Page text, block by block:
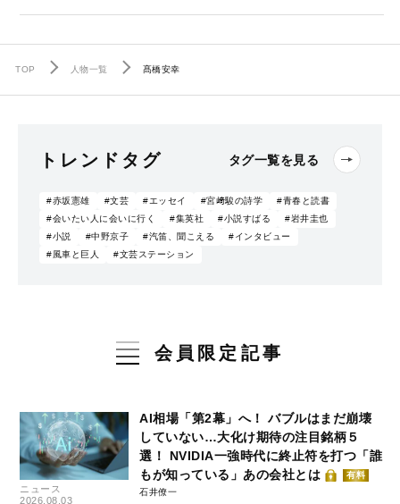
TOP 人物一覧 髙橋安幸
トレンドタグ タグ一覧を見る
#赤坂憲雄 #文芸 #エッセイ #宮﨑駿の詩学
#青春と読書
#会いたい人に会いに行く
#集英社 #小説すばる
#岩井圭也
#小説
#中野京子 #汽笛、聞こえる
#インタビュー
#風車と巨人
#文芸ステーション
会員限定記事
ニュース
2026.08.03
AI相場「第2幕」へ！ バブルはまだ崩壊
していない…大化け期待の注目銘柄５
選！ NVIDIA一強時代に終止符を打つ「誰
もが知っている」あの会社とは
有料
石井僚一